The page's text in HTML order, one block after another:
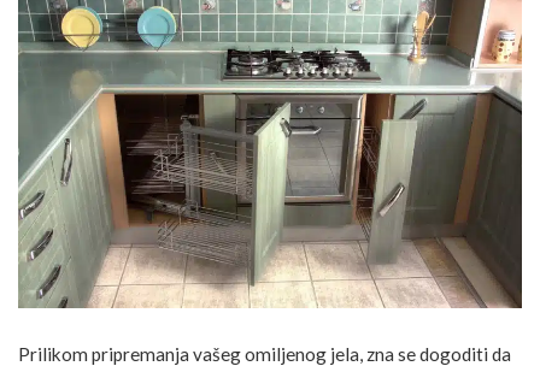
Prilikom pripremanja vašeg omiljenog jela, zna se dogoditi da